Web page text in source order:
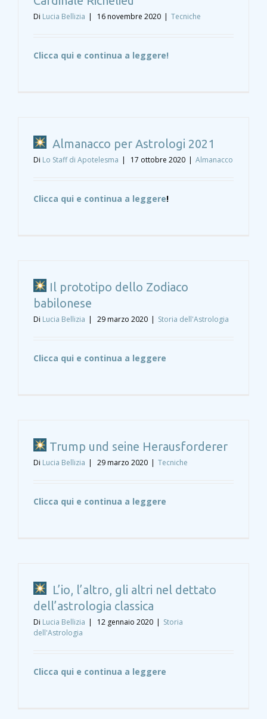
Di Lucia Bellizia | 16 novembre 2020 | Tecniche
Clicca qui e continua a leggere!
Almanacco per Astrologi 2021
Di Lo Staff di Apotelesma | 17 ottobre 2020 | Almanacco
Clicca qui e continua a leggere!
Il prototipo dello Zodiaco
babilonese
Di Lucia Bellizia | 29 marzo 2020 | Storia dell'Astrologia
Clicca qui e continua a leggere
Trump und seine Herausforderer
Di Lucia Bellizia | 29 marzo 2020 | Tecniche
Clicca qui e continua a leggere
L’io, l’altro, gli altri nel dettato
dell’astrologia classica
Di Lucia Bellizia | 12 gennaio 2020 | Storia
dell'Astrologia
Clicca qui e continua a leggere